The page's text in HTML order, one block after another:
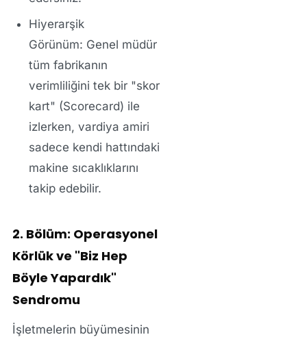
Hiyerarşik
Görünüm: Genel müdür
tüm fabrikanın
verimliliğini tek bir "skor
kart" (Scorecard) ile
izlerken, vardiya amiri
sadece kendi hattındaki
makine sıcaklıklarını
takip edebilir.
2. Bölüm: Operasyonel
Körlük ve "Biz Hep
Böyle Yapardık"
Sendromu
İşletmelerin büyümesinin